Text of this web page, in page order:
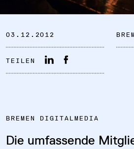
IMPRESSUM
03.12.2012
TEILEN
BREMEN DIGITALMEDIA
Die umfassende